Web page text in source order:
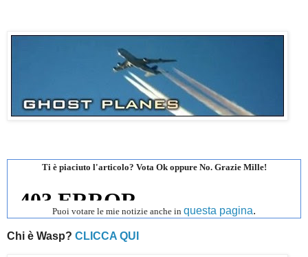
Ti è piaciuto l'articolo? Vota Ok oppure No. Grazie Mille!
Puoi votare le mie notizie anche in questa pagina.
Chi è Wasp? CLICCA QUI